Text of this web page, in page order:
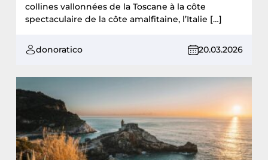
collines vallonnées de la Toscane à la côte
spectaculaire de la côte amalfitaine, l’Italie […]
donoratico 20.03.2026